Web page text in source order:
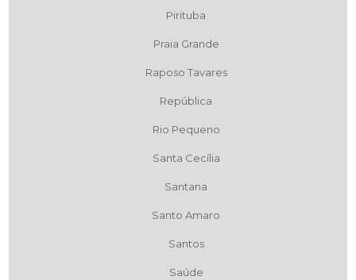
Pirituba
Praia Grande
Raposo Tavares
República
Rio Pequeno
Santa Cecília
Santana
Santo Amaro
Santos
Saúde